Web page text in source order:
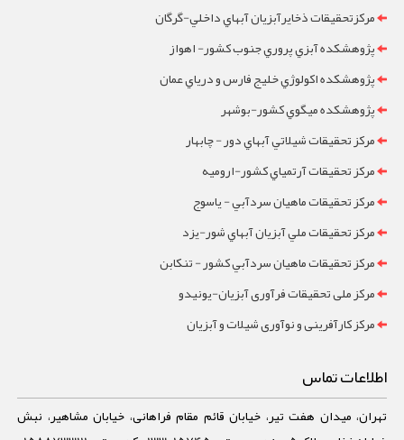
مرکزتحقيقات ذخايرآبزيان آبهاي داخلي-گرگان
پژوهشکده آبزي پروري جنوب کشور- اهواز
پژوهشکده اکولوژي خليج فارس و درياي عمان
پژوهشکده ميگوي کشور-بوشهر
مرکز تحقيقات شيلاتي آبهاي دور - چابهار
مرکز تحقيقات آرتمياي کشور-ارومیه
مرکز تحقيقات ماهيان سردآبي - ياسوج
مرکز تحقيقات ملي آبزيان آبهاي شور-یزد
مرکز تحقيقات ماهيان سردآبي کشور - تنکابن
مرکز ملی تحقیقات فرآوری آبزیان-یونیدو
مرکز کارآفرینی و نوآوری شیلات و آبزیان
اطلاعات تماس
تهران، میدان هفت تیر، خیابان قائم مقام فراهانی، خیابان مشاهیر، نبش